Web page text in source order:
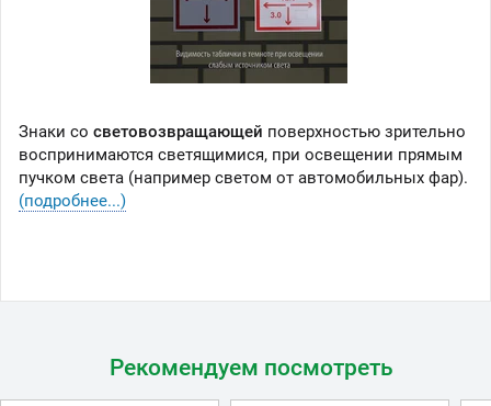
Знаки со световозвращающей поверхностью зрительно
воспринимаются светящимися, при освещении прямым
пучком света (например светом от автомобильных фар).
(подробнее...)
Рекомендуем посмотреть